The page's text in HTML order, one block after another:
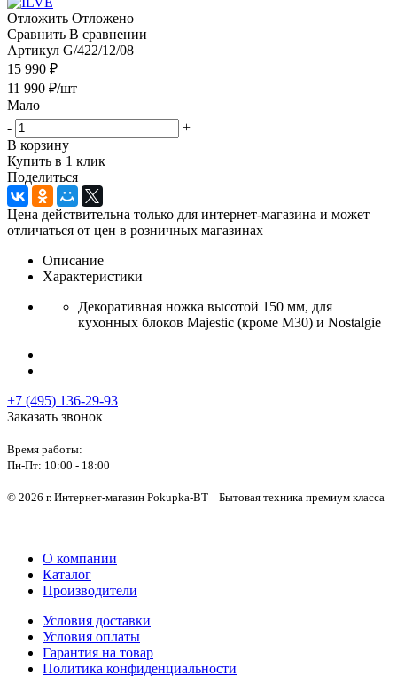
Отложить Отложено
Сравнить В сравнении
Артикул G/422/12/08
15 990 ₽
11 990 ₽/шт
Мало
-
+
В корзину
Купить в 1 клик
Поделиться
Цена действительна только для интернет-магазина и может
отличаться от цен в розничных магазинах
Описание
Характеристики
Декоративная ножка высотой 150 мм, для
кухонных блоков Majestic (кроме M30) и Nostalgie
+7 (495) 136-29-93
Заказать звонок
Время работы:
Пн-Пт: 10:00 - 18:00
© 2026 г. Интернет-магазин Pokupka-BT Бытовая техника премиум класса
О компании
Каталог
Производители
Условия доставки
Условия оплаты
Гарантия на товар
Политика конфиденциальности